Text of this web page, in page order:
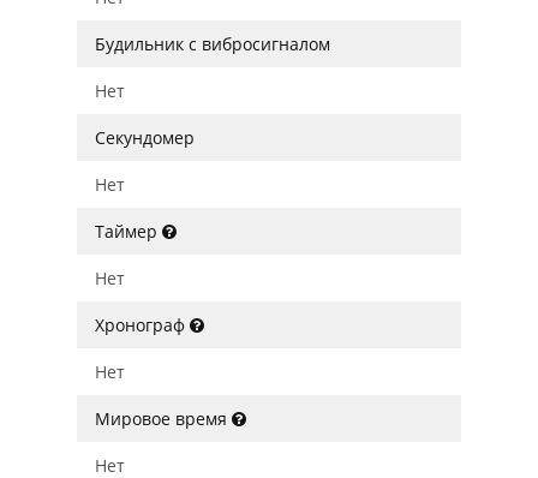
Будильник с вибросигналом
Нет
Секундомер
Нет
Таймер
Нет
Хронограф
Нет
Мировое время
Нет